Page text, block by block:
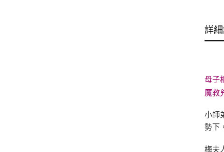
詳
母子
魔教
小師
勢下
梅夫